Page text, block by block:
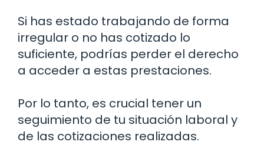
Si has estado trabajando de forma
irregular o no has cotizado lo
suficiente, podrías perder el derecho
a acceder a estas prestaciones.
Por lo tanto, es crucial tener un
seguimiento de tu situación laboral y
de las cotizaciones realizadas.